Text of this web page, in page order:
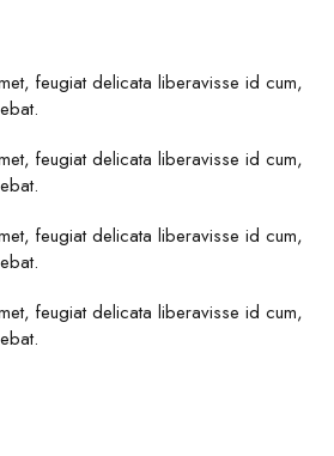
feugiat delicata liberavisse id cum,
feugiat delicata liberavisse id cum,
feugiat delicata liberavisse id cum,
feugiat delicata liberavisse id cum,